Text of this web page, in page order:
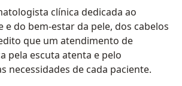
clínica dedicada ao
e do bem-estar da pele, dos cabelos
que um atendimento de
pela escuta atenta e pelo
necessidades de cada paciente.